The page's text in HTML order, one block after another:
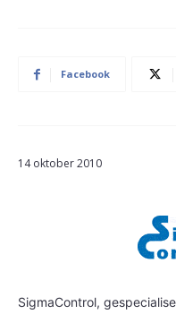
Facebook
14 oktober 2010
SigmaControl,